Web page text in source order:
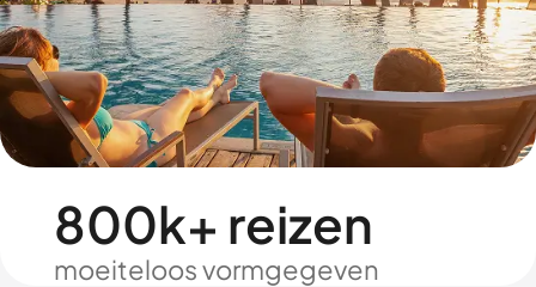
800k+ reizen
moeiteloos vormgegeven